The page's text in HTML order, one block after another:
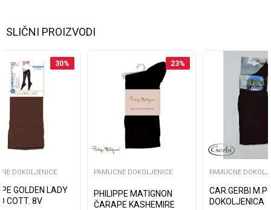
SLIČNI PROIZVODI
30%
DOKOLJENICE
GOLDEN LADY
COTT. 8V
23%
PAMUCNE DOKOLJENICE
PHILIPPE MATIGNON
ČARAPE KASHEMIRE
PAMUCNE
CAR.GERBI
DOKOLJENICA